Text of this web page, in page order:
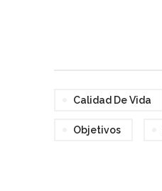
Calidad De Vida
Objetivos